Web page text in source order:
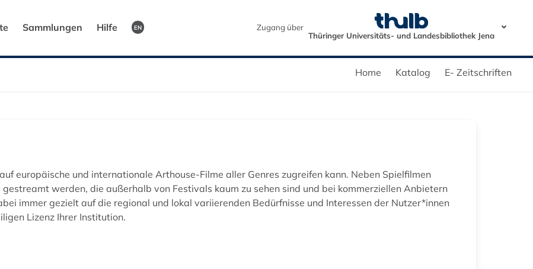
Sammlungen Hilfe EN
Zugang über
Thüringer Universitäts- und Landesbibliothek Jena
Home Katalog E- Zeitschriften
europäische und internationale Arthouse-Filme aller Genres zugreifen kann. Neben Spielfilmen
werden, die außerhalb von Festivals kaum zu sehen sind und bei kommerziellen Anbietern
immer gezielt auf die regional und lokal variierenden Bedürfnisse und Interessen der Nutzer*innen
Lizenz Ihrer Institution.